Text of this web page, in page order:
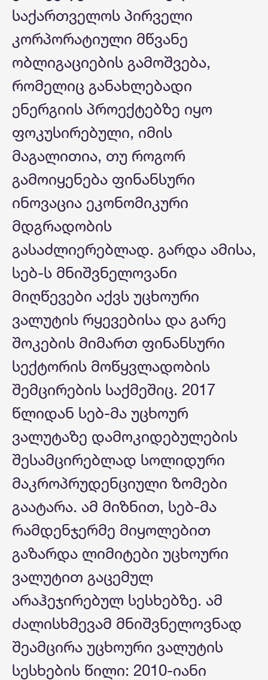
საქართველოს პირველი
კორპორატიული მწვანე
ობლიგაციების გამოშვება,
რომელიც განახლებადი
ენერგიის პროექტებზე იყო
ფოკუსირებული, იმის
მაგალითია, თუ როგორ
გამოიყენება ფინანსური
ინოვაცია ეკონომიკური
მდგრადობის
გასაძლიერებლად. გარდა ამისა,
სებ-ს მნიშვნელოვანი
მიღწევები აქვს უცხოური
ვალუტის რყევებისა და გარე
შოკების მიმართ ფინანსური
სექტორის მოწყვლადობის
შემცირების საქმეშიც. 2017
წლიდან სებ-მა უცხოურ
ვალუტაზე დამოკიდებულების
შესამცირებლად სოლიდური
მაკროპრუდენციული ზომები
გაატარა. ამ მიზნით, სებ-მა
რამდენჯერმე მიყოლებით
გაზარდა ლიმიტები უცხოური
ვალუტით გაცემულ
არაჰეჯირებულ სესხებზე. ამ
ძალისხმევამ მნიშვნელოვნად
შეამცირა უცხოური ვალუტის
სესხების წილი: 2010-იანი